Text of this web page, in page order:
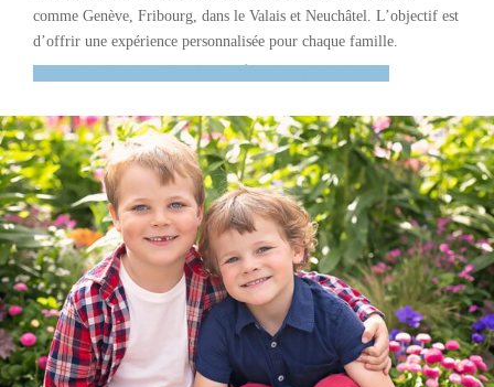
comme Genève, Fribourg, dans le Valais et Neuchâtel. L’objectif est
d’offrir une expérience personnalisée pour chaque famille.